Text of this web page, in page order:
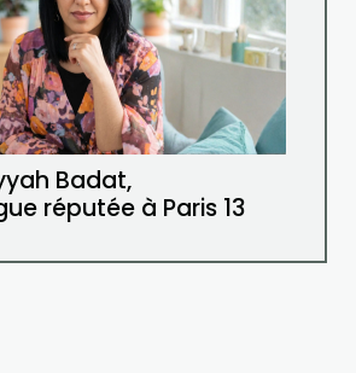
Badat,
réputée à Paris 13